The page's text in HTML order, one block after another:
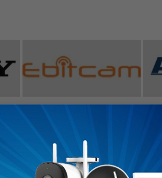
MÃI
ĐỐI TÁC VẬN CHUYỂN